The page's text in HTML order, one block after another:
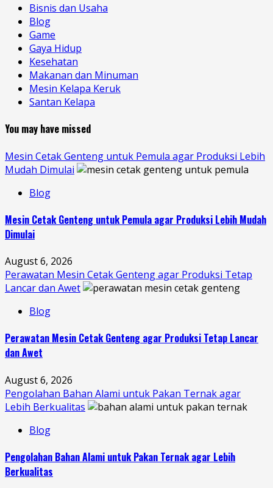
Bisnis dan Usaha
Blog
Game
Gaya Hidup
Kesehatan
Makanan dan Minuman
Mesin Kelapa Keruk
Santan Kelapa
You may have missed
Mesin Cetak Genteng untuk Pemula agar Produksi Lebih
Mudah Dimulai
Blog
Mesin Cetak Genteng untuk Pemula agar Produksi Lebih Mudah
Dimulai
August 6, 2026
Perawatan Mesin Cetak Genteng agar Produksi Tetap
Lancar dan Awet
Blog
Perawatan Mesin Cetak Genteng agar Produksi Tetap Lancar
dan Awet
August 6, 2026
Pengolahan Bahan Alami untuk Pakan Ternak agar
Lebih Berkualitas
Blog
Pengolahan Bahan Alami untuk Pakan Ternak agar Lebih
Berkualitas